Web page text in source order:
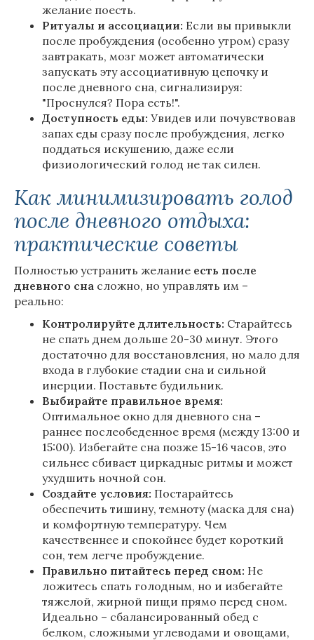
желание поесть.
Ритуалы и ассоциации: Если вы привыкли
после пробуждения (особенно утром) сразу
завтракать, мозг может автоматически
запускать эту ассоциативную цепочку и
после дневного сна, сигнализируя:
"Проснулся? Пора есть!".
Доступность еды: Увидев или почувствовав
запах еды сразу после пробуждения, легко
поддаться искушению, даже если
физиологический голод не так силен.
Как минимизировать голод
после дневного отдыха:
практические советы
Полностью устранить желание есть после
дневного сна сложно, но управлять им –
реально:
Контролируйте длительность: Старайтесь
не спать днем дольше 20-30 минут. Этого
достаточно для восстановления, но мало для
входа в глубокие стадии сна и сильной
инерции. Поставьте будильник.
Выбирайте правильное время:
Оптимальное окно для дневного сна –
раннее послеобеденное время (между 13:00 и
15:00). Избегайте сна позже 15-16 часов, это
сильнее сбивает циркадные ритмы и может
ухудшить ночной сон.
Создайте условия: Постарайтесь
обеспечить тишину, темноту (маска для сна)
и комфортную температуру. Чем
качественнее и спокойнее будет короткий
сон, тем легче пробуждение.
Правильно питайтесь перед сном: Не
ложитесь спать голодным, но и избегайте
тяжелой, жирной пищи прямо перед сном.
Идеально – сбалансированный обед с
белком, сложными углеводами и овощами,